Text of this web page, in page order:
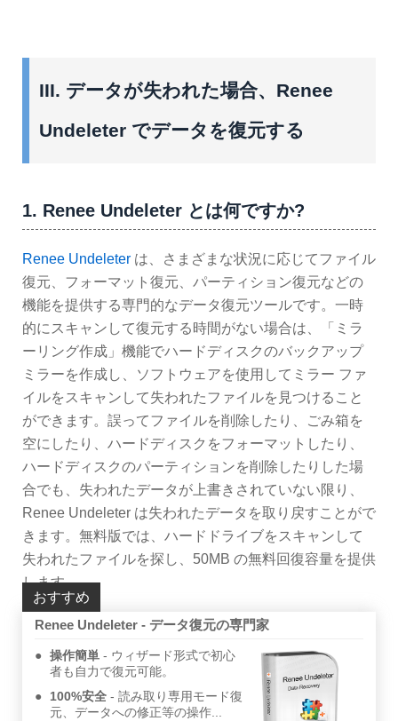
III. データが失われた場合、Renee
Undeleter でデータを復元する
1. Renee Undeleter とは何ですか?
Renee Undeleter は、さまざまな状況に応じてファイル
復元、フォーマット復元、パーティション復元などの
機能を提供する専門的なデータ復元ツールです。一時
的にスキャンして復元する時間がない場合は、「ミラ
ーリング作成」機能でハードディスクのバックアップ
ミラーを作成し、ソフトウェアを使用してミラー ファ
イルをスキャンして失われたファイルを見つけること
ができます。誤ってファイルを削除したり、ごみ箱を
空にしたり、ハードディスクをフォーマットしたり、
ハードディスクのパーティションを削除したりした場
合でも、失われたデータが上書きされていない限り、
Renee Undeleter は失われたデータを取り戻すことがで
きます。無料版では、ハードドライブをスキャンして
失われたファイルを探し、50MB の無料回復容量を提供
します。
おすすめ
Renee Undeleter - データ復元の専門家
操作簡単
ウィザード形式で初心
者も自力で復元可能。
100%安全
読み取り専用モード復
元、データへの修正等の操作...